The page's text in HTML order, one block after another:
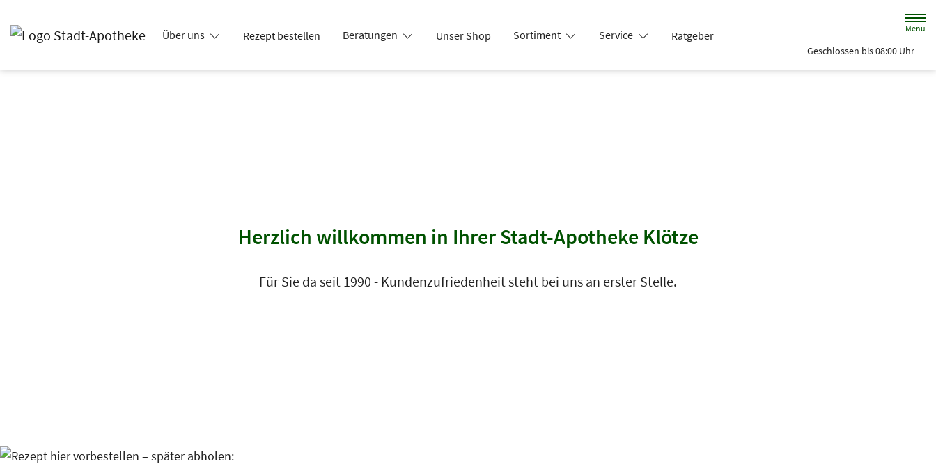
Über uns
Rezept bestellen Beratungen Unser Shop Sortiment Service Ratgeber
Menü
Geschlossen bis 08:00 Uhr
Herzlich willkommen in Ihrer Stadt-Apotheke Klötze
Für Sie da seit 1990 - Kundenzufriedenheit steht bei uns an erster Stelle.